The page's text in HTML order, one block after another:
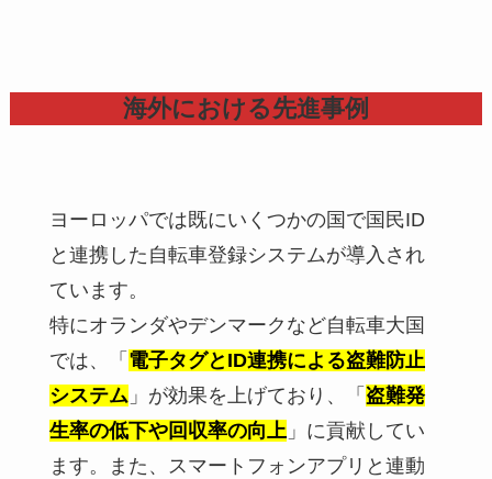
海外における先進事例
ヨーロッパでは既にいくつかの国で国民ID
と連携した自転車登録システムが導入され
ています。
特にオランダやデンマークなど自転車大国
では、「 電子タグとID連携による盗難防止
システム 」が効果を上げており、「 盗難発
生率の低下や回収率の向上 」に貢献してい
ます。また、スマートフォンアプリと連動